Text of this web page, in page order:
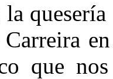
que